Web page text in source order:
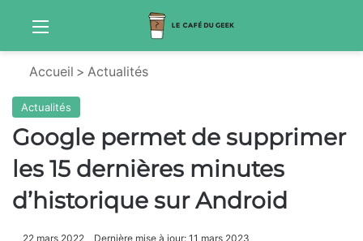
Menu
Accueil > Actualités
Actualités
Google permet de supprimer
les 15 dernières minutes
d’historique sur Android
22 mars 2022 Dernière mise à jour: 11 mars 2023